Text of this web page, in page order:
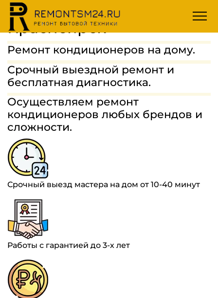
МАСТЕРА
ГАРАНТИИ
СТОИМОСТЬ
ОТЗЫВЫ
8(963)454-68-75
ЗАДАТЬ ВОПРОС
Ремонт кондиционеров
Красноярск
Ремонт кондиционеров на дому.
Срочный выездной ремонт и
бесплатная диагностика.
Осуществляем ремонт
кондиционеров любых брендов и
сложности.
Срочный выезд мастера на дом от 10-40 минут
Работы с гарантией до 3-х лет